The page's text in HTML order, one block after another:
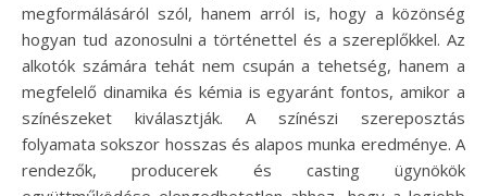
megformálásáról szól, hanem arról is, hogy a közönség
hogyan tud azonosulni a történettel és a szereplőkkel. Az
alkotók számára tehát nem csupán a tehetség, hanem a
megfelelő dinamika és kémia is egyaránt fontos, amikor a
színészeket kiválasztják. A színészi szereposztás
folyamata sokszor hosszas és alapos munka eredménye. A
rendezők, producerek és casting ügynökök